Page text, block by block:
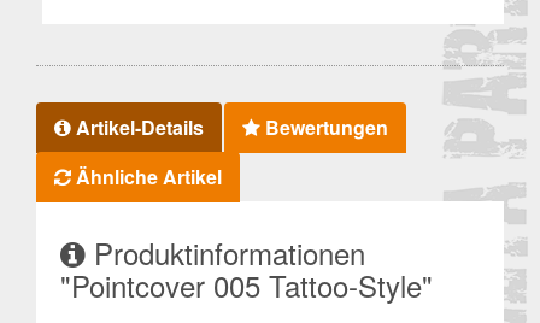
Artikel-Details
Bewertungen
Ähnliche Artikel
Produktinformationen
"Pointcover 005 Tattoo-Style"